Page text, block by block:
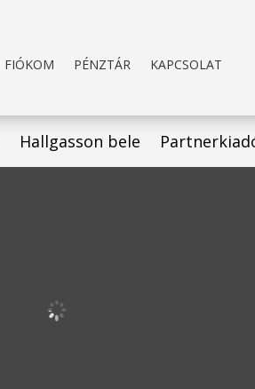
FIÓKOM PÉNZTÁR KAPCSOLAT
Hallgasson bele